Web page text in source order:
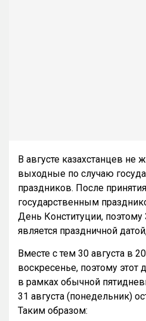
В августе казахстанцев не
выходные по случаю
праздников. После
государственным
День Конституции, поэтому
является праздничной
Вместе с тем 30 августа в
воскресенье, поэтому
в рамках обычной
31 августа (понедельник)
Таким образом: